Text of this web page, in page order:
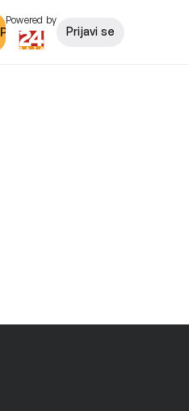
Pretraži
Powered by
Prijavi se